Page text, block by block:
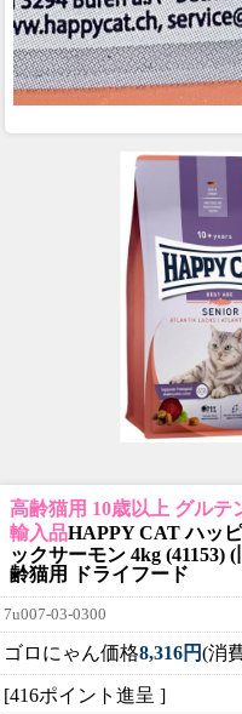
高齢猫用 10歳以上 グル
輸入品HAPPY CAT ハッ
ックサーモン 4kg (41153)
齢猫用 ドライフード
7u007-03-0300
ゴロにゃん価格8,316円(消
[416ポイント進呈 ]